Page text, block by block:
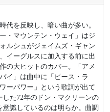
代を反映し、暗い曲が多い。
ー・マウンテン・ウェイ」はジ
ルシュがジェイムズ・ギャン
イーグルスに加入する前に出
の大ヒットのカバー。「アメ
イ」は曲中に「ピース・ラ
ーパワー」という歌詞が出て
た72年のドン・マクリーンの
識しているのは明らか。曲調